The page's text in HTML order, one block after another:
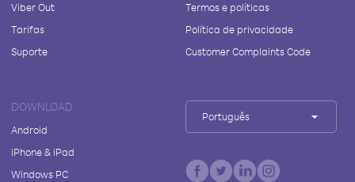
Viber Out
Tarifas
Suporte
Termos e políticas
Política de privacidade
Customer Complaints Code
DOWNLOAD
Android
iPhone & iPad
Windows PC
Português